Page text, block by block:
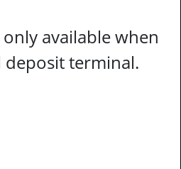
available when
deposit terminal.